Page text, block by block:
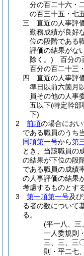
分の百二十六・
の百三十五・七
三
直近の人事評
勤務成績が良好
位の段階である
評価の結果がな
除く。) 百分の
百分の百二十三
四
直近の人事評
準日以前六箇月
員その他の人事
五以下(特定幹部
下)
2
前項の場合にお
である職員のうち
同項第一号から第
とき、当該職員の
の結果が下位の段
である職員の成績
の人事評価の結果
考慮するものとする
3
第一項第一号及び
る者の数について
る。
(平一八、三
一人委規則
三、三、三
則・平二七